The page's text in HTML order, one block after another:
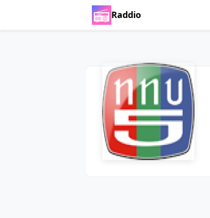
Raddio